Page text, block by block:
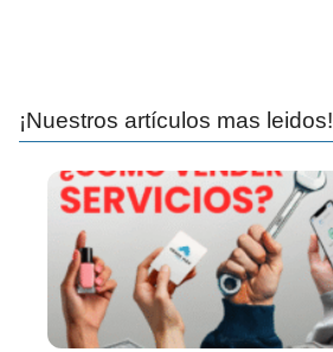
¡Nuestros artículos mas leidos!